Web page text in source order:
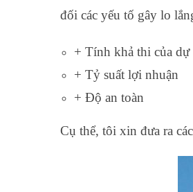
đối các yếu tố gây lo
+ Tính khả thi của dự
+ Tỷ suất lợi nhuận
+ Độ an toàn
Cụ thể, tôi xin đưa ra